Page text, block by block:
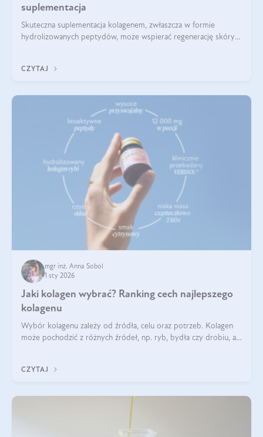
suplementacja
Skuteczna suplementacja kolagenem, zwłaszcza w formie
hydrolizowanych peptydów, może wspierać regenerację skóry i
CZYTAJ
mgr inż. Anna Sobol
1 sty 2026
Jaki kolagen wybrać? Ranking cech najlepszego
kolagenu
Wybór kolagenu zależy od źródła, celu oraz potrzeb. Kolagen
może pochodzić z różnych źródeł, np. ryb, bydła czy drobiu, a
bydlęcy.
CZYTAJ